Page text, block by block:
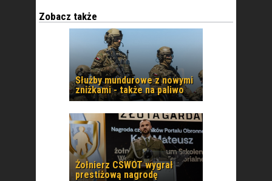
Zobacz także
Służby mundurowe z nowymi
zniżkami - także na paliwo
Żołnierz CSWOT wygrał
prestiżową nagrodę